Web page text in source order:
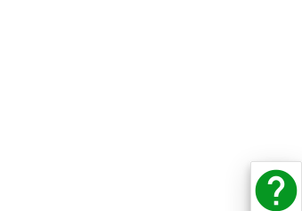
help